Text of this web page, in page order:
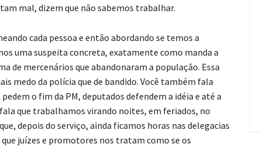
mal, dizem que não sabemos trabalhar.
cada pessoa e então abordando se temos a
uma suspeita concreta, exatamente como manda a
de mercenários que abandonaram a população. Essa
medo da polícia que de bandido. Você também fala
o fim da PM, deputados defendem a idéia e até a
que trabalhamos virando noites, em feriados, no
depois do serviço, ainda ficamos horas nas delegacias
juízes e promotores nos tratam como se os